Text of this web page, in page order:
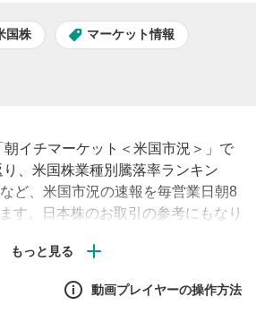
国株 マーケット情報
イチマーケット＜米国市況＞」で
、米国株業種別騰落率ランキン
ど、米国市況の速報を毎営業日朝8
す。日本株のお取引の参考にもなり
動画プレイヤーの操作方法